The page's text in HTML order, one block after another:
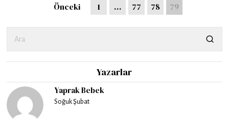
Önceki 1 … 77 78 79
Yazarlar
Yaprak Bebek
Soğuk Şubat